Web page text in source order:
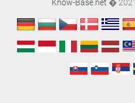
Know-Base.net �